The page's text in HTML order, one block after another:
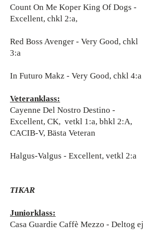
Count On Me Koper King Of Dogs -
Excellent, chkl 2:a,
Red Boss Avenger - Very Good, chkl
3:a
In Futuro Makz - Very Good, chkl 4:a
Veteranklass:
Cayenne Del Nostro Destino -
Excellent, CK, vetkl 1:a, bhkl 2:A,
CACIB-V, Bästa Veteran
Halgus-Valgus - Excellent, vetkl 2:a
TIKAR
Juniorklass:
Casa Guardie Caffè Mezzo - Deltog ej